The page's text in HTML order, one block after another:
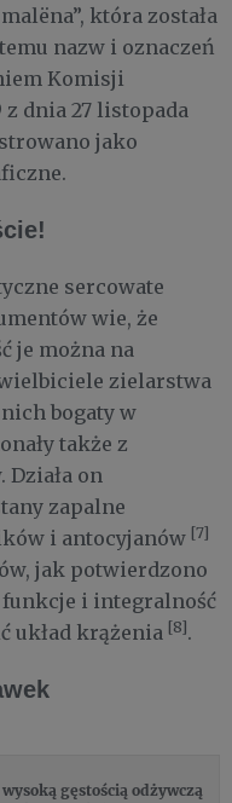
która została
nazw i oznaczeń
Komisji
z dnia 27 listopada
jako
sercowate
wie, że
je można na
zielarstwa
bogaty w
także z
on
zapalne
i antocyjanów [7]
jak potwierdzono
funkcje i integralność
układ krążenia [8] .
gęstością odżywczą